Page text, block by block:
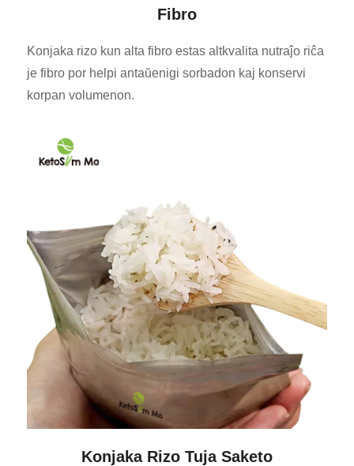
Fibro
Konjaka rizo kun alta fibro estas altkvalita nutraĵo riĉa
je fibro por helpi antaŭenigi sorbadon kaj konservi
korpan volumenon.
Konjaka Rizo Tuja Saketo